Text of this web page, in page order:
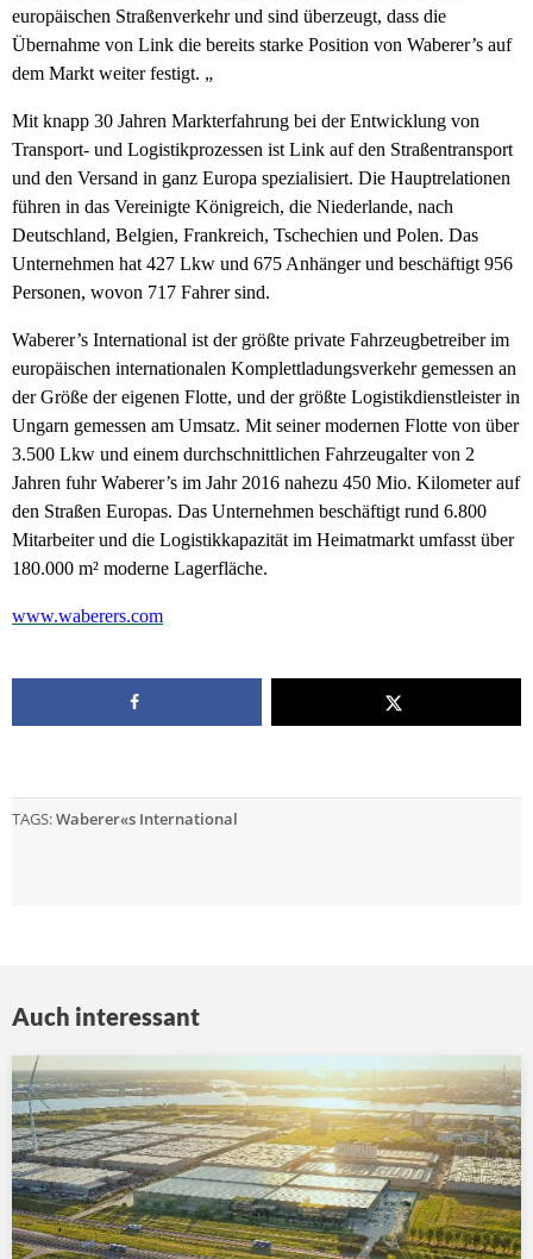
europäischen Straßenverkehr und sind überzeugt, dass die
Übernahme von Link die bereits starke Position von Waberer’s auf
dem Markt weiter festigt. „
Mit knapp 30 Jahren Markterfahrung bei der Entwicklung von
Transport- und Logistikprozessen ist Link auf den Straßentransport
und den Versand in ganz Europa spezialisiert. Die Hauptrelationen
führen in das Vereinigte Königreich, die Niederlande, nach
Deutschland, Belgien, Frankreich, Tschechien und Polen. Das
Unternehmen hat 427 Lkw und 675 Anhänger und beschäftigt 956
Personen, wovon 717 Fahrer sind.
Waberer’s International ist der größte private Fahrzeugbetreiber im
europäischen internationalen Komplettladungsverkehr gemessen an
der Größe der eigenen Flotte, und der größte Logistikdienstleister in
Ungarn gemessen am Umsatz. Mit seiner modernen Flotte von über
3.500 Lkw und einem durchschnittlichen Fahrzeugalter von 2
Jahren fuhr Waberer’s im Jahr 2016 nahezu 450 Mio. Kilometer auf
den Straßen Europas. Das Unternehmen beschäftigt rund 6.800
Mitarbeiter und die Logistikkapazität im Heimatmarkt umfasst über
180.000 m² moderne Lagerfläche.
www.waberers.com
TAGS:Waberer«s International
Auch interessant